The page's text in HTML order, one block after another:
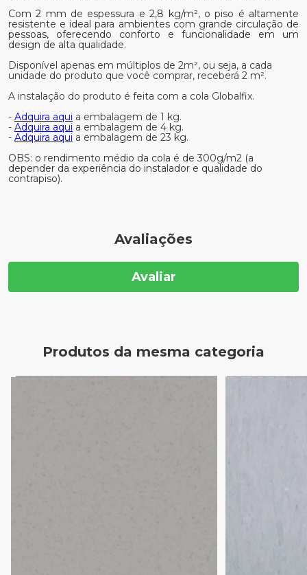
Com 2 mm de espessura e 2,8 kg/m², o piso é altamente
resistente e ideal para ambientes com grande circulação de
pessoas, oferecendo conforto e funcionalidade em um
design de alta qualidade.
Disponível apenas em múltiplos de 2m², ou seja, a cada
unidade do produto que você comprar, receberá 2 m².
A instalação do produto é feita com a cola Globalfix.
- Adquira aqui a embalagem de 1 kg.
- Adquira aqui a embalagem de 4 kg.
- Adquira aqui a embalagem de 23 kg.
OBS: o rendimento médio da cola é de 300g/m2 (a
depender da experiência do instalador e qualidade do
contrapiso).
Avaliações
Avaliar
Produtos da mesma categoria